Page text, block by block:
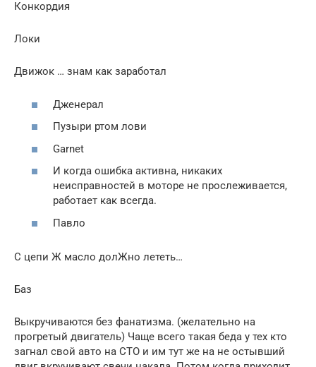
Конкордия
Локи
Движок … знам как заработал
Дженерал
Пузыри ртом лови
Garnet
И когда ошибка активна, никаких
неисправностей в моторе не прослеживается,
работает как всегда.
Павло
С цепи Ж масло долЖно лететь…
Баз
Выкручиваются без фанатизма. (желательно на
прогретый двигатель) Чаще всего такая беда у тех кто
загнал свой авто на СТО и им тут же на не остывший